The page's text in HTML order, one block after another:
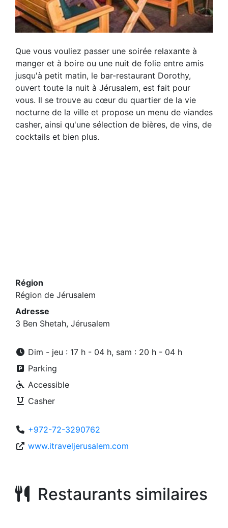
Que vous vouliez passer une soirée relaxante à
manger et à boire ou une nuit de folie entre amis
jusqu'à petit matin, le bar-restaurant Dorothy,
ouvert toute la nuit à Jérusalem, est fait pour
vous. Il se trouve au cœur du quartier de la vie
nocturne de la ville et propose un menu de viandes
casher, ainsi qu'une sélection de bières, de vins, de
cocktails et bien plus.
Région
Région de Jérusalem
Adresse
3 Ben Shetah, Jérusalem
Dim - jeu : 17 h - 04 h, sam : 20 h - 04 h
Parking
Accessible
Casher
+972-72-3290762
www.itraveljerusalem.com
Restaurants similaires